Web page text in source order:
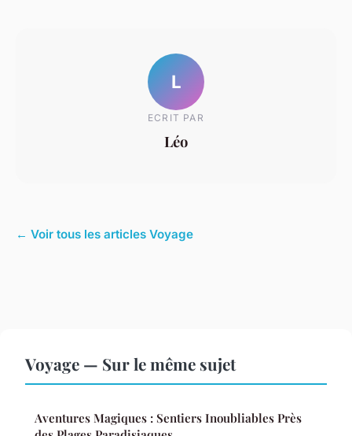
L
ECRIT PAR
Léo
← Voir tous les articles Voyage
Voyage — Sur le même sujet
Aventures Magiques : Sentiers Inoubliables Près